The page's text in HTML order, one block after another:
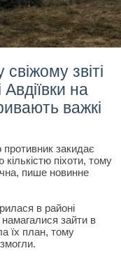
звіті
на
важкі
закидає
кількістю піхоти, тому
пише новинне
в районі
намагалися зайти в
їх план, тому